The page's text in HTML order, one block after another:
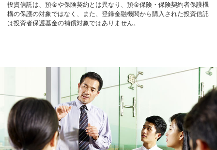
投資信託は、預金や保険契約とは異なり、預金保険・保険契約者保護機
構の保護の対象ではなく、また、登録金融機関から購入された投資信託
は投資者保護基金の補償対象ではありません。